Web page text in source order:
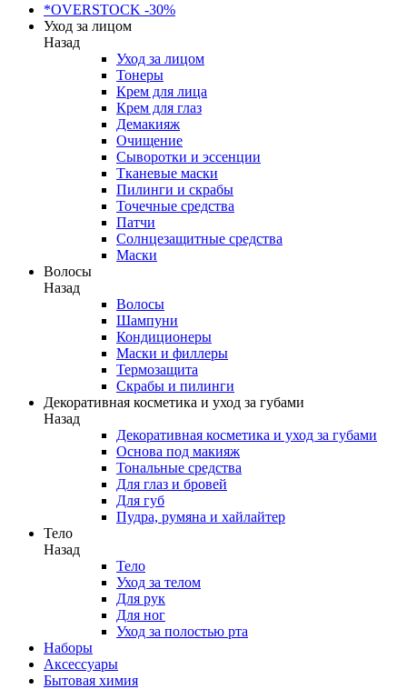
*OVERSTOCK -30%
Уход за лицом
Назад
Уход за лицом
Тонеры
Крем для лица
Крем для глаз
Демакияж
Очищение
Сыворотки и эссенции
Тканевые маски
Пилинги и скрабы
Точечные средства
Патчи
Солнцезащитные средства
Маски
Волосы
Назад
Волосы
Шампуни
Кондиционеры
Маски и филлеры
Термозащита
Скрабы и пилинги
Декоративная косметика и уход за губами
Назад
Декоративная косметика и уход за губами
Основа под макияж
Тональные средства
Для глаз и бровей
Для губ
Пудра, румяна и хайлайтер
Тело
Назад
Тело
Уход за телом
Для рук
Для ног
Уход за полостью рта
Наборы
Аксессуары
Бытовая химия